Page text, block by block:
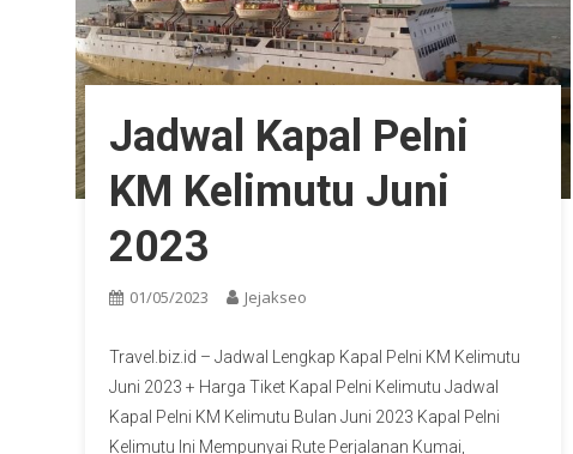
Jadwal Kapal Pelni
KM Kelimutu Juni
2023
01/05/2023 Jejakseo
Travel.biz.id – Jadwal Lengkap Kapal Pelni KM Kelimutu
Juni 2023 + Harga Tiket Kapal Pelni Kelimutu Jadwal
Kapal Pelni KM Kelimutu Bulan Juni 2023 Kapal Pelni
Kelimutu Ini Mempunyai Rute Perjalanan Kumai,